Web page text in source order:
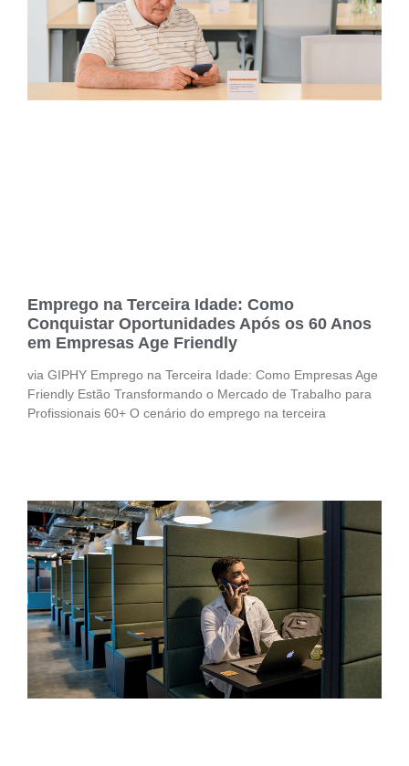
Emprego na Terceira Idade: Como
Conquistar Oportunidades Após os 60 Anos
em Empresas Age Friendly
via GIPHY Emprego na Terceira Idade: Como Empresas Age
Friendly Estão Transformando o Mercado de Trabalho para
Profissionais 60+ O cenário do emprego na terceira